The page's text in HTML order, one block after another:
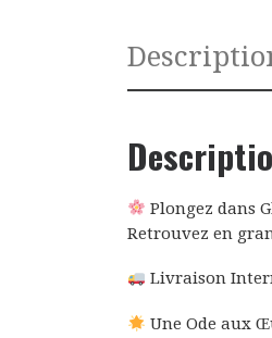
Plongez dans
Retrouvez en
Livraison
Une Ode aux